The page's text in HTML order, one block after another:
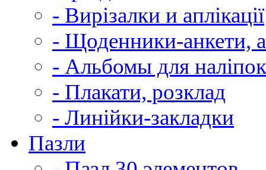
- Вирізалки и аплікації
- Щоденники-анкети,
- Альбомы для наліпок
- Плакати, розклад
- Линійки-закладки
Пазли